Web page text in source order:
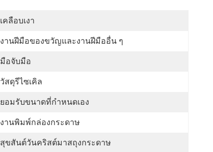
เคลือบเงา
งานฝีมือของขวัญและงานฝีมืออื่น ๆ
มือจับมือ
วัสดุรีไซเคิล
ยอมรับขนาดที่กำหนดเอง
งานพิมพ์กล่องกระดาษ
สุขสันต์วันคริสต์มาสถุงกระดาษ